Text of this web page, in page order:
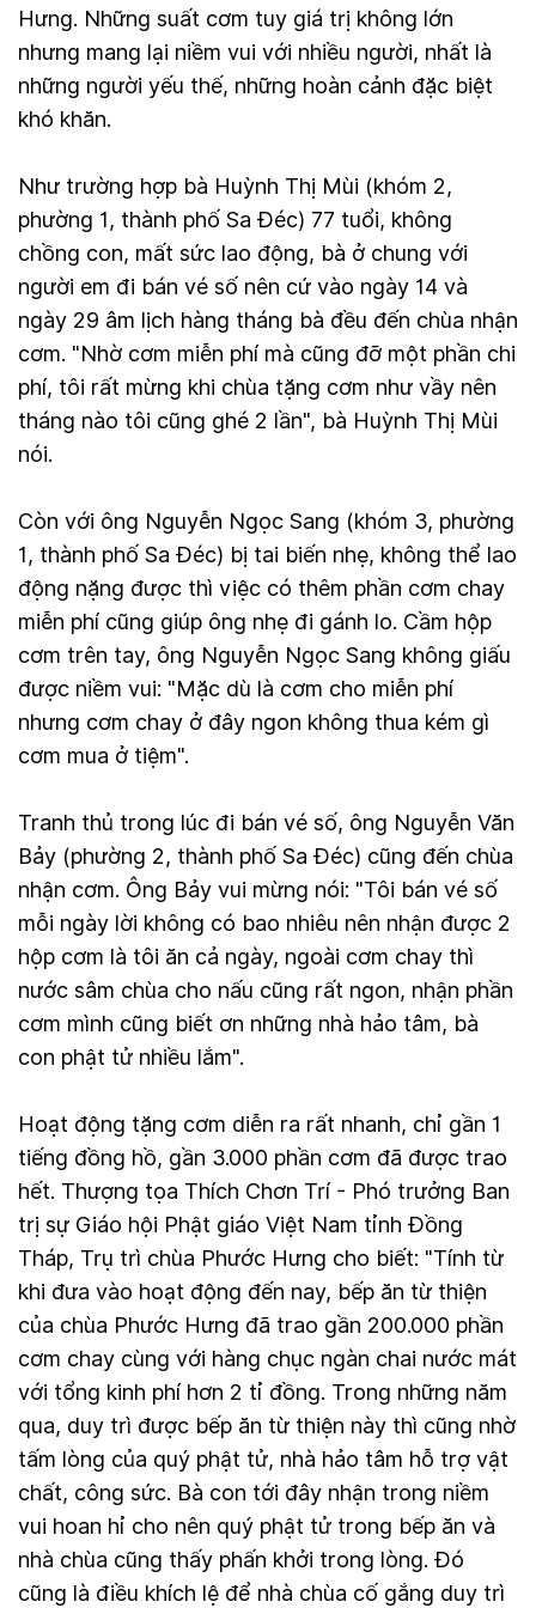
Hưng. Những suất cơm tuy giá trị không lớn
nhưng mang lại niềm vui với nhiều người, nhất là
những người yếu thế, những hoàn cảnh đặc biệt
khó khăn.
Như trường hợp bà Huỳnh Thị Mùi (khóm 2,
phường 1, thành phố Sa Đéc) 77 tuổi, không
chồng con, mất sức lao động, bà ở chung với
người em đi bán vé số nên cứ vào ngày 14 và
ngày 29 âm lịch hàng tháng bà đều đến chùa nhận
cơm. "Nhờ cơm miễn phí mà cũng đỡ một phần chi
phí, tôi rất mừng khi chùa tặng cơm như vầy nên
tháng nào tôi cũng ghé 2 lần", bà Huỳnh Thị Mùi
nói.
Còn với ông Nguyễn Ngọc Sang (khóm 3, phường
1, thành phố Sa Đéc) bị tai biến nhẹ, không thể lao
động nặng được thì việc có thêm phần cơm chay
miễn phí cũng giúp ông nhẹ đi gánh lo. Cầm hộp
cơm trên tay, ông Nguyễn Ngọc Sang không giấu
được niềm vui: "Mặc dù là cơm cho miễn phí
nhưng cơm chay ở đây ngon không thua kém gì
cơm mua ở tiệm".
Tranh thủ trong lúc đi bán vé số, ông Nguyễn Văn
Bảy (phường 2, thành phố Sa Đéc) cũng đến chùa
nhận cơm. Ông Bảy vui mừng nói: "Tôi bán vé số
mỗi ngày lời không có bao nhiêu nên nhận được 2
hộp cơm là tôi ăn cả ngày, ngoài cơm chay thì
nước sâm chùa cho nấu cũng rất ngon, nhận phần
cơm mình cũng biết ơn những nhà hảo tâm, bà
con phật tử nhiều lắm".
Hoạt động tặng cơm diễn ra rất nhanh, chỉ gần 1
tiếng đồng hồ, gần 3.000 phần cơm đã được trao
hết. Thượng tọa Thích Chơn Trí - Phó trưởng Ban
trị sự Giáo hội Phật giáo Việt Nam tỉnh Đồng
Tháp, Trụ trì chùa Phước Hưng cho biết: "Tính từ
khi đưa vào hoạt động đến nay, bếp ăn từ thiện
của chùa Phước Hưng đã trao gần 200.000 phần
cơm chay cùng với hàng chục ngàn chai nước mát
với tổng kinh phí hơn 2 tỉ đồng. Trong những năm
qua, duy trì được bếp ăn từ thiện này thì cũng nhờ
tấm lòng của quý phật tử, nhà hảo tâm hỗ trợ vật
chất, công sức. Bà con tới đây nhận trong niềm
vui hoan hỉ cho nên quý phật tử trong bếp ăn và
nhà chùa cũng thấy phấn khởi trong lòng. Đó
cũng là điều khích lệ để nhà chùa cố gắng duy trì